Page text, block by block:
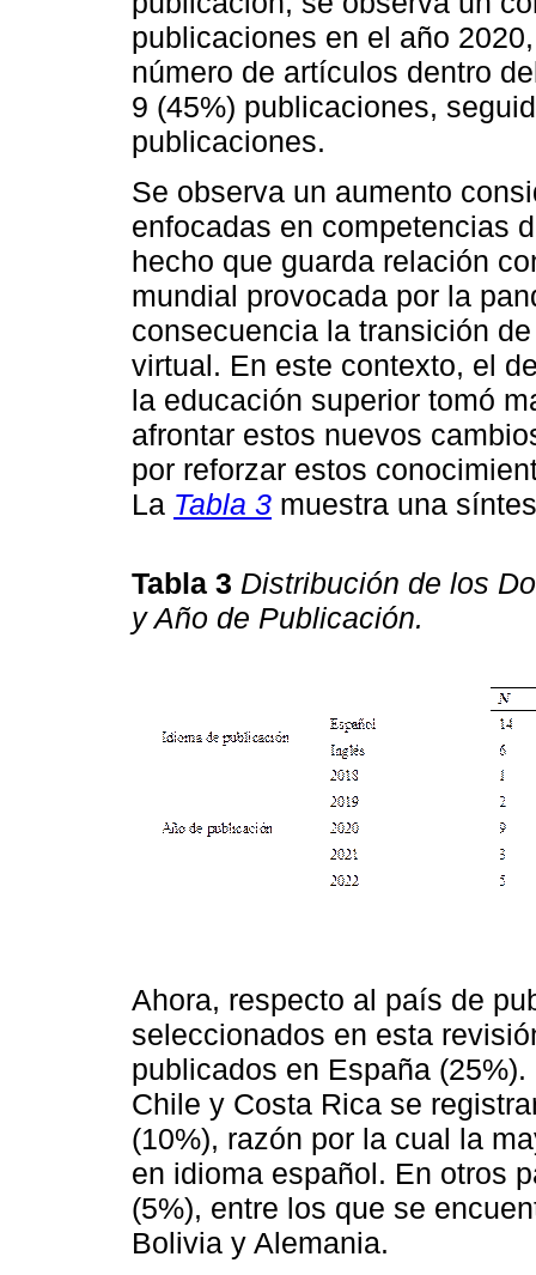
publicaciones en el año
número de artículos dentro
9 (45%) publicaciones,
publicaciones.
Se observa un aumento
enfocadas en competencias
hecho que guarda relación
mundial provocada por la
consecuencia la transición
virtual. En este contexto, el
la educación superior tomó
afrontar estos nuevos
por reforzar estos
La Tabla 3 muestra una
Tabla 3 Distribución de los
y Año de Publicación.
Ahora, respecto al país de
seleccionados en esta
publicados en España
Chile y Costa Rica se
(10%), razón por la cual la
en idioma español. En otros
(5%), entre los que se
Bolivia y Alemania.